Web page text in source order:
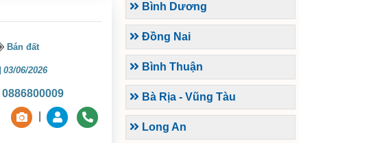
Bán đất
03/06/2026
0886800009
Bình Dương
Đồng Nai
Bình Thuận
Bà Rịa - Vũng Tàu
Long An